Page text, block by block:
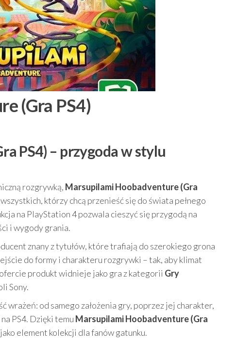
(Gra PS4)
PS4) – przygoda w stylu
rozgrywką, Marsupilami Hoobadventure (Gra
którzy chcą przenieść się do świata pełnego
na PlayStation 4 pozwala cieszyć się przygodą na
i wygody grania.
znany z tytułów, które trafiają do szerokiego grona
do formy i charakteru rozgrywki – tak, aby klimat
produkt widnieje jako gra z kategorii Gry
Sony.
wrażeń: od samego założenia gry, poprzez jej charakter,
PS4. Dzięki temu Marsupilami Hoobadventure (Gra
element kolekcji dla fanów gatunku.